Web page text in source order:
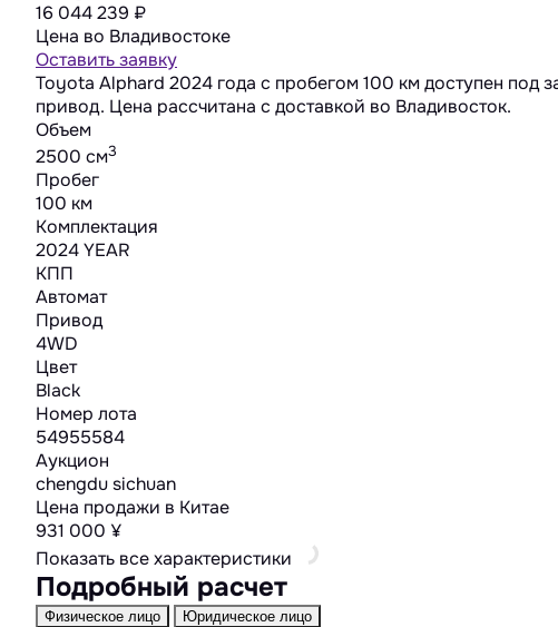
16 044 239 ₽
Цена во Владивостоке
Оставить заявку
Toyota Alphard 2024 года с пробегом 100 км доступен под
привод. Цена рассчитана с доставкой во Владивосток.
Объем
2500 cм3
Пробег
100 км
Комплектация
2024 YEAR
КПП
Автомат
Привод
4WD
Цвет
Black
Номер лота
54955584
Аукцион
chengdu sichuan
Цена продажи в Китае
931 000 ¥
Показать все характеристики
Подробный расчет
Физическое лицо Юридическое лицо